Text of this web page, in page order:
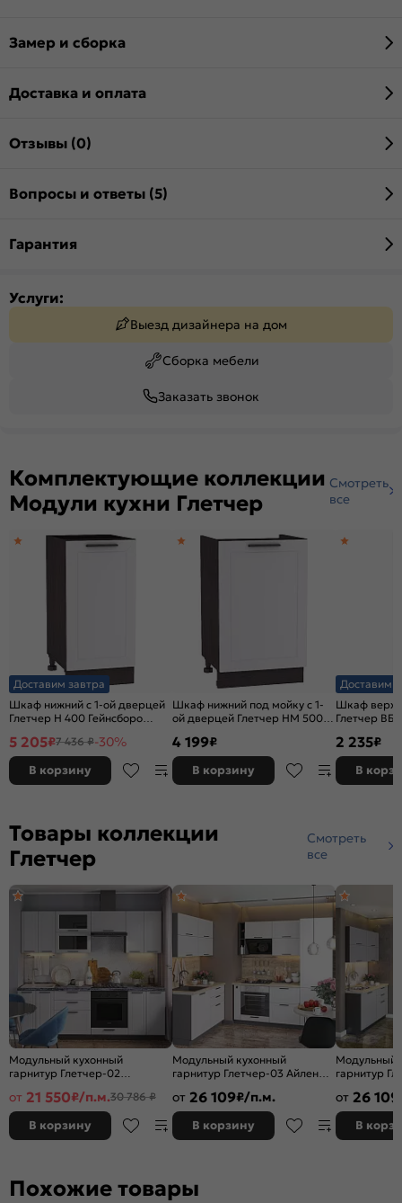
Замер и сборка
Доставка и оплата
Отзывы (0)
Вопросы и ответы (5)
Гарантия
Услуги:
Выезд дизайнера на дом
Сборка мебели
Заказать звонок
Комплектующие коллекции
Модули кухни Глетчер
Смотреть
все
Доставим завтра
Шкаф нижний с 1-ой дверцей
Глетчер Н 400 Гейнсборо
5 205₽7 436 ₽-30%
В корзину
Шкаф нижний под мойку с 1-
ой дверцей Глетчер НМ 500
4 199₽
В корзину
Доставим
Шкаф
Глетчер ВБ
2 235₽
В
Товары коллекции
Глетчер
Смотреть
все
Модульный кухонный
гарнитур Глетчер-02
2140x2400x600
от 21 550₽/п.м.30 786 ₽
В корзину
Модульный кухонный
гарнитур Глетчер-03 Айленд
2140x1200/2000x600
от 26 109₽/п.м.
В корзину
Модульный
гарнитур
2140x1200/
от 26 109
В
Похожие товары